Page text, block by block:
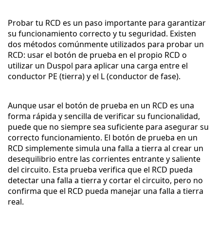
Probar tu RCD es un paso importante para garantizar
su funcionamiento correcto y tu seguridad. Existen
dos métodos comúnmente utilizados para probar un
RCD: usar el botón de prueba en el propio RCD o
utilizar un Duspol para aplicar una carga entre el
conductor PE (tierra) y el L (conductor de fase).
Aunque usar el botón de prueba en un RCD es una
forma rápida y sencilla de verificar su funcionalidad,
puede que no siempre sea suficiente para asegurar su
correcto funcionamiento. El botón de prueba en un
RCD simplemente simula una falla a tierra al crear un
desequilibrio entre las corrientes entrante y saliente
del circuito. Esta prueba verifica que el RCD pueda
detectar una falla a tierra y cortar el circuito, pero no
confirma que el RCD pueda manejar una falla a tierra
real.